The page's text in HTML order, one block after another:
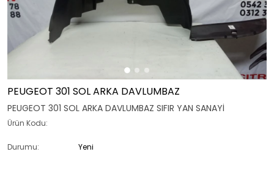
PEUGEOT 301 SOL ARKA DAVLUMBAZ
PEUGEOT 301 SOL ARKA DAVLUMBAZ SIFIR YAN SANAYİ
Ürün Kodu:
Durumu: Yeni